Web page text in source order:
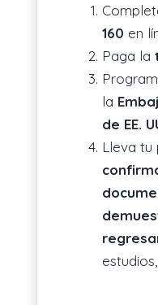
160 en
Paga la
la
de EE.
Lleva tu